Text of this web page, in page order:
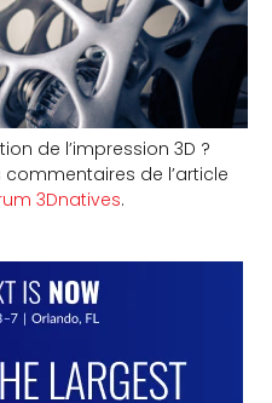
de l’impression 3D ?
de l’article
3Dnatives.